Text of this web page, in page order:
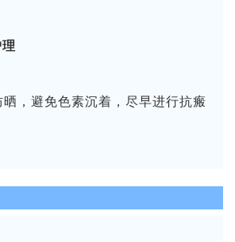
，避免色素沉着，尽早进行抗瘢